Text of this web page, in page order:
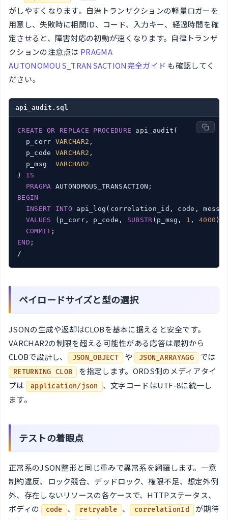
がしやすくなります。自治トランザクションの軽量ロガーを
用意し、失敗時に相関ID、コード、入力キー、経過時間を確
定させると、障害対応の初動が速くなります。自律トランザ
クションの注意点は PRAGMA
AUTONOMOUS_TRANSACTION完全ガイド も確認してく
ださい。
api_audit.sql
CREATE OR REPLACE PROCEDURE api_audit(
  p_corr
VARCHAR2 ,
  p_code
VARCHAR2 ,
  p_msg
VARCHAR2
) IS
PRAGMA
BEGIN
INSERT
INTO api_log(correlation_id, code,
VALUES (p_corr, p_code, SUBSTR (p_msg, 1 , 4000 ),
COMMIT
END ;
/
ペイロードサイズと型の選択
JSONの生成や返却はCLOBを基本に据えると安全です。
VARCHAR2の制限を超える可能性がある応答は最初から
CLOBで設計し、
JSON_OBJECT や JSON_ARRAYAGG では
RETURNING CLOB
を指定します。ORDS側のメディアタイ
プは
application/json
、文字コードはUTF-8に統一し
ます。
テストの着眼点
正常系のJSON整形と同じ重みで異常系を網羅します。一意
制約違反、ロック競合、デッドロック、権限不足、想定外例
外、存在しないリソースの各ケースで、HTTPステータス、
ボディの
code 、 retryable 、 correlationId
が期待